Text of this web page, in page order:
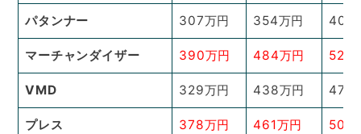
パタンナー 307万円 354万円 401
マーチャンダイザー 390万円 484万円 523
VMD 329万円 438万円 475
プレス 378万円 461万円 504